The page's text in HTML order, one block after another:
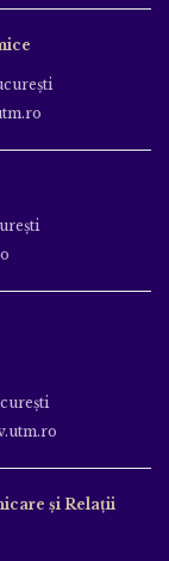
și Relații